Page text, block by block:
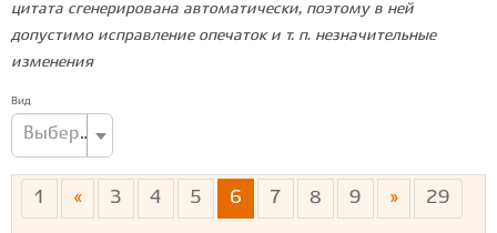
цитата сгенерирована автоматически, поэтому в ней
допустимо исправление опечаток и т. п. незначительные
изменения
Вид
Выберите вид...
1 « 3 4 5 6 7 8 9 » 29